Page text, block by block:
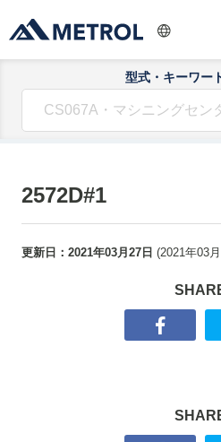
型式・キーワー
2572D#1
更新日： 2021年03月27日 (2021年03